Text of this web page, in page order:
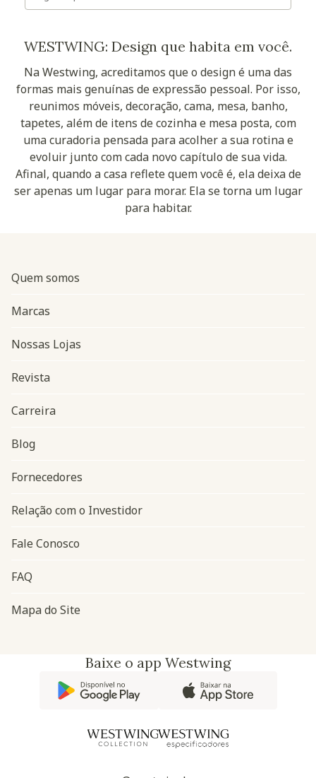
WESTWING: Design que habita em você.
Na Westwing, acreditamos que o design é uma das
formas mais genuínas de expressão pessoal. Por isso,
reunimos móveis, decoração, cama, mesa, banho,
tapetes, além de itens de cozinha e mesa posta, com
uma curadoria pensada para acolher a sua rotina e
evoluir junto com cada novo capítulo de sua vida.
Afinal, quando a casa reflete quem você é, ela deixa de
ser apenas um lugar para morar. Ela se torna um lugar
para habitar.
Navegação do rodapé
Quem somos
Marcas
Nossas Lojas
Revista
Carreira
Blog
Fornecedores
Relação com o Investidor
Fale Conosco
FAQ
Mapa do Site
Baixe o app Westwing